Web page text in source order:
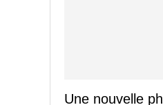
Une nouvelle